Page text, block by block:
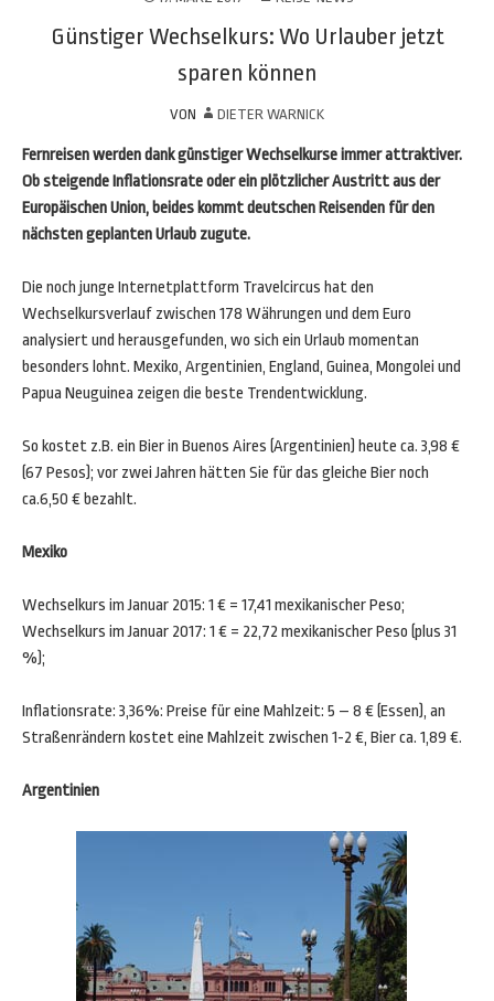
Günstiger Wechselkurs: Wo Urlauber jetzt
sparen können
VON DIETER WARNICK
Fernreisen werden dank günstiger Wechselkurse immer attraktiver.
Ob steigende Inflationsrate oder ein plötzlicher Austritt aus der
Europäischen Union, beides kommt deutschen Reisenden für den
nächsten geplanten Urlaub zugute.
Die noch junge Internetplattform Travelcircus hat den
Wechselkursverlauf zwischen 178 Währungen und dem Euro
analysiert und herausgefunden, wo sich ein Urlaub momentan
besonders lohnt. Mexiko, Argentinien, England, Guinea, Mongolei und
Papua Neuguinea zeigen die beste Trendentwicklung.
So kostet z.B. ein Bier in Buenos Aires (Argentinien) heute ca. 3,98 €
(67 Pesos); vor zwei Jahren hätten Sie für das gleiche Bier noch
ca.6,50 € bezahlt.
Mexiko
Wechselkurs im Januar 2015: 1 € = 17,41 mexikanischer Peso;
Wechselkurs im Januar 2017: 1 € = 22,72 mexikanischer Peso (plus 31
%);
Inflationsrate: 3,36%: Preise für eine Mahlzeit: 5 – 8 € (Essen), an
Straßenrändern kostet eine Mahlzeit zwischen 1-2 €, Bier ca. 1,89 €.
Argentinien